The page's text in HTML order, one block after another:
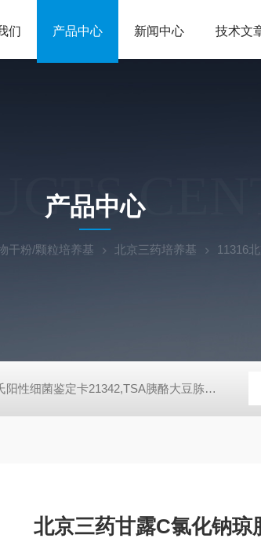
们 产品中心 新闻中心 技术文
产品中心
干粉/颗粒培养基 北京三药培养基 11316
胰酪大豆胨琼脂培养基,SDA沙氏葡萄糖琼脂培养基 芽胞菌鉴定卡21345,革兰氏阴性细菌鉴定卡21341,革兰氏阳性细菌鉴定卡21342,TSA胰酪大豆胨琼脂培养基,SDA沙氏葡萄糖琼脂培养基 芽胞菌鉴定卡21345,革兰氏阴性细菌鉴定卡21341,革兰氏阳性细菌鉴定卡21342,TSA胰酪大豆胨琼脂培养基,SDA沙氏葡萄糖琼脂培养基 芽胞菌鉴定卡21345,革兰氏阴性细菌鉴定卡21341,革兰氏阳性细菌鉴定卡21342,TSA胰酪大豆胨琼脂培养基,SDA沙氏葡萄糖琼脂培养基 芽胞菌鉴定卡21345,革兰氏阴性细菌鉴定卡21341,革兰氏阳性细菌鉴定卡21342,TSA胰酪大豆胨琼脂培养基,SDA沙氏葡萄糖琼脂培养基 芽胞菌鉴定卡21345,革兰氏阴性细菌鉴定卡21341,革兰氏阳性细菌鉴定卡21342,TSA胰酪大豆胨琼脂培养基,SDA沙氏葡萄糖琼脂培养基 芽胞菌鉴定卡21345,革兰氏阴性细菌鉴定卡21341,革兰氏阳性细菌鉴定卡21342,TSA胰酪大豆胨琼脂培养基,SDA沙氏葡萄糖琼脂培养基
北京三药甘露C氯化钠琼